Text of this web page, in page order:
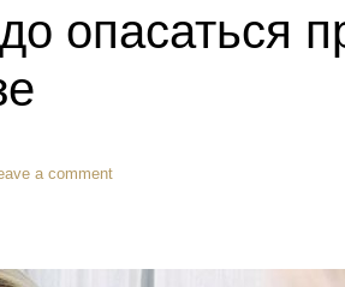
опасаться
a comment